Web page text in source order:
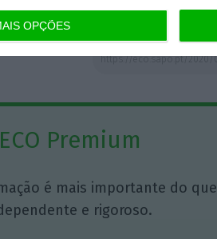
OPÇÕES
Premium
é mais importante do que
e rigoroso.